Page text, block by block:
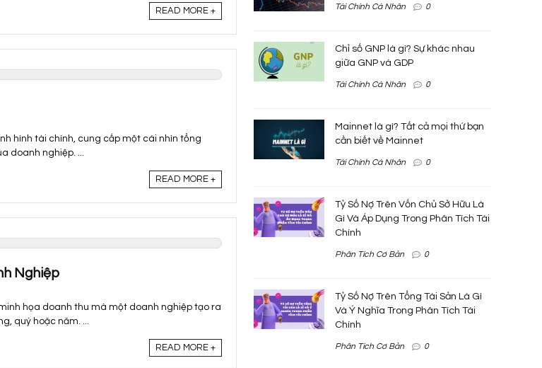
READ MORE +
hình tài chính, cung cấp một cái nhìn tổng
doanh nghiệp. ...
READ MORE +
Nghiệp
họa doanh thu mà một doanh nghiệp tạo ra
quý hoặc năm. ...
READ MORE +
Tài Chính Cá Nhân 0
Chỉ số GNP là gì? Sự khác nhau
giữa GNP và GDP
Tài Chính Cá Nhân 0
Mainnet là gì? Tất cả mọi thứ bạn
cần biết về Mainnet
Tài Chính Cá Nhân 0
Tỷ Số Nợ Trên Vốn Chủ Sở Hữu Là
Gì Và Áp Dụng Trong Phân Tích Tài
Chính
Phân Tích Cơ Bản 0
Tỷ Số Nợ Trên Tổng Tài Sản Là Gì
Và Ý Nghĩa Trong Phân Tích Tài
Chính
Phân Tích Cơ Bản 0